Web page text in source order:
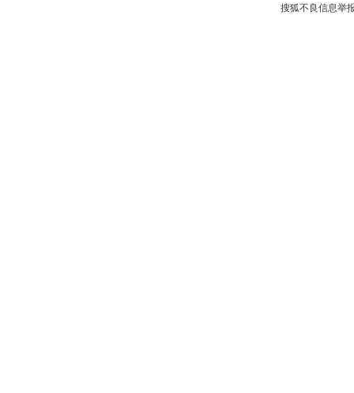
搜狐不良信息举